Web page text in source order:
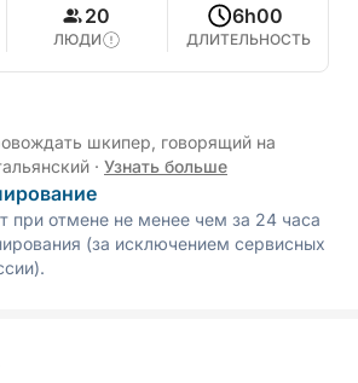
20
ЛЮДИ
6h00
ДЛИТЕЛЬНОСТЬ
шкипер, говорящий на
· Узнать больше
при отмене не менее чем за 24 часа
(за исключением сервисных